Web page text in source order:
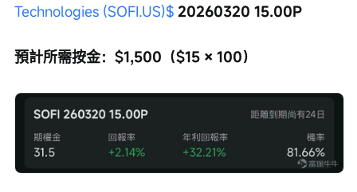
Technologies (SOFI.US)$ 20260320 15.00P
預計所需按金：$1,500（$15 × 100）